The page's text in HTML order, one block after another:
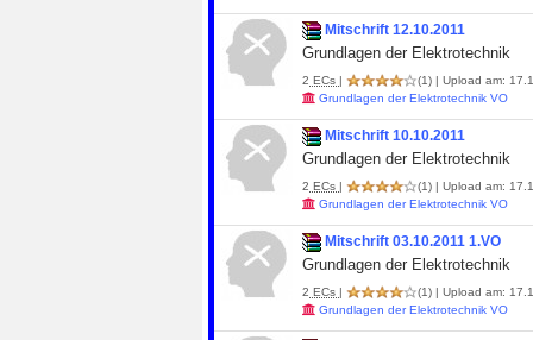
Mitschrift 12.10.2011
Grundlagen der Elektrotechnik
2 ECs | (1) | Upload am:
Grundlagen der Elektrotechnik VO
Mitschrift 10.10.2011
Grundlagen der Elektrotechnik
2 ECs | (1) | Upload am:
Grundlagen der Elektrotechnik VO
Mitschrift 03.10.2011 1.VO
Grundlagen der Elektrotechnik
2 ECs | (1) | Upload am:
Grundlagen der Elektrotechnik VO